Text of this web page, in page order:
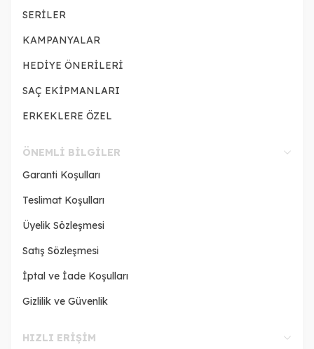
SERİLER
KAMPANYALAR
HEDİYE ÖNERİLERİ
SAÇ EKİPMANLARI
ERKEKLERE ÖZEL
ÖNEMLI BILGILER
Garanti Koşulları
Teslimat Koşulları
Üyelik Sözleşmesi
Satış Sözleşmesi
İptal ve İade Koşulları
Gizlilik ve Güvenlik
HIZLI ERIŞIM